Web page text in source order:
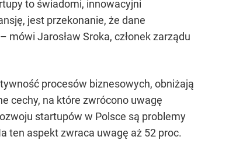
to świadomi, innowacyjni
jest przekonanie, że dane
mówi Jarosław Sroka, członek zarządu
procesów biznesowych, obniżają
cechy, na które zwrócono uwagę
startupów w Polsce są problemy
ten aspekt zwraca uwagę aż 52 proc.